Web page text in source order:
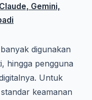
Gemini,
digunakan
hingga pengguna
Untuk
keamanan